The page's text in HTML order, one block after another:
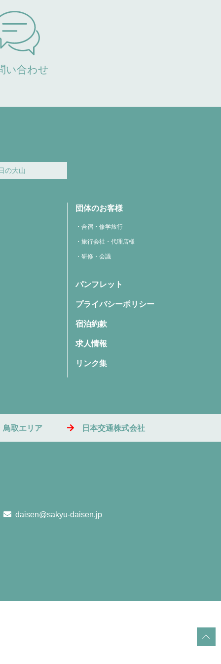
い合わせ
の大山
団体のお客様
合宿・修学旅行
旅行会社・代理店様
研修・会議
パンフレット
プライバシーポリシー
宿泊約款
求人情報
リンク集
鳥取エリア 日本交通株式会社
daisen@sakyu-daisen.jp